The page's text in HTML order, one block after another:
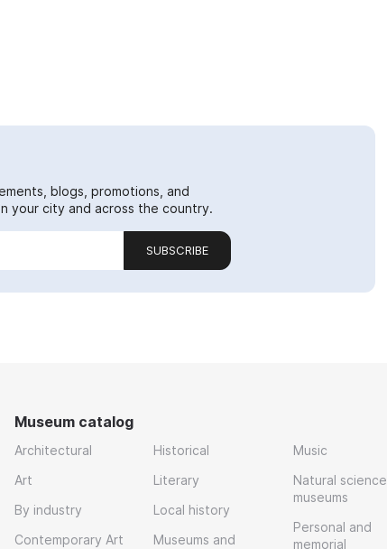
blogs, promotions, and
your city and across the country.
SUBSCRIBE
Museum catalog
Architectural
Art
By industry
Contemporary Art
Historical
Literary
Local history
Museums and
Music
Natural science
museums
Personal and
memorial